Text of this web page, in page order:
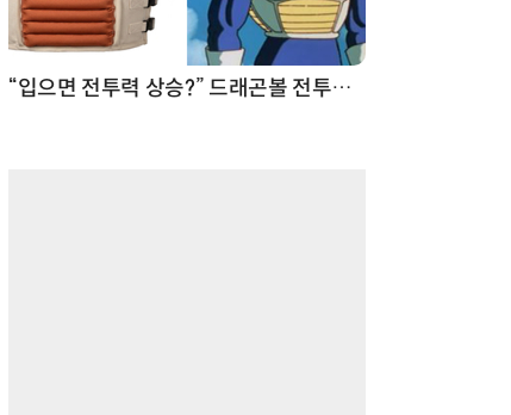
“입으면 전투력 상승?” 드래곤볼 전투복 닮은 중량조끼